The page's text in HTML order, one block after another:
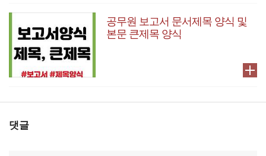
공무원 보고서 문서제목 양식 및
본문 큰제목 양식
댓글